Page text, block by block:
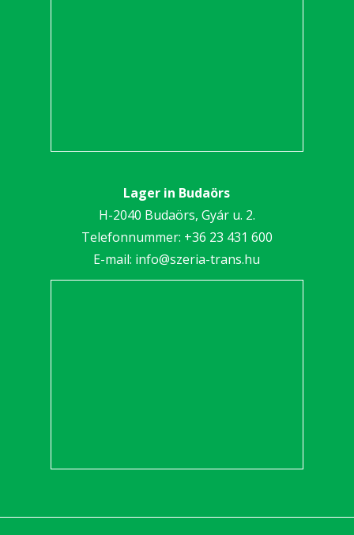
Lager in Budaörs
H-2040 Budaörs, Gyár u. 2.
Telefonnummer: +36 23 431 600
E-mail: info@szeria-trans.hu